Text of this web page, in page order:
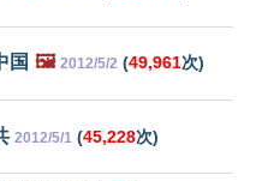
国 🖼️ 2012/5/2 (49,961次)
2012/5/1 (45,228次)